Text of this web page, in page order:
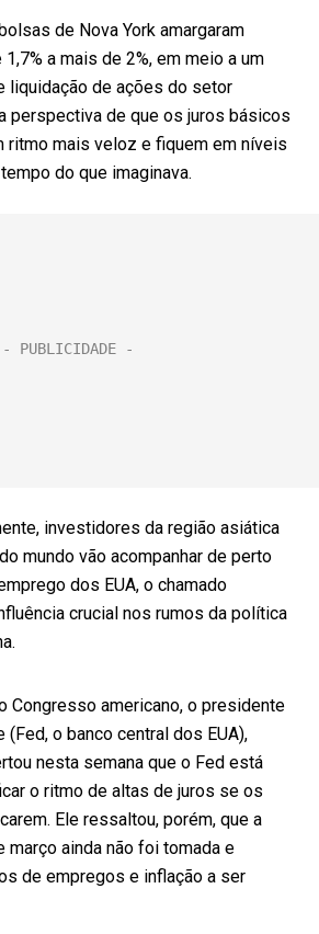
de Nova York amargaram
a mais de 2%, em meio a um
liquidação de ações do setor
perspectiva de que os juros básicos
ritmo mais veloz e fiquem em níveis
do que imaginava.
investidores da região asiática
mundo vão acompanhar de perto
dos EUA, o chamado
crucial nos rumos da política
Congresso americano, o presidente
(Fed, o banco central dos EUA),
nesta semana que o Fed está
o ritmo de altas de juros se os
Ele ressaltou, porém, que a
março ainda não foi tomada e
de empregos e inflação a ser